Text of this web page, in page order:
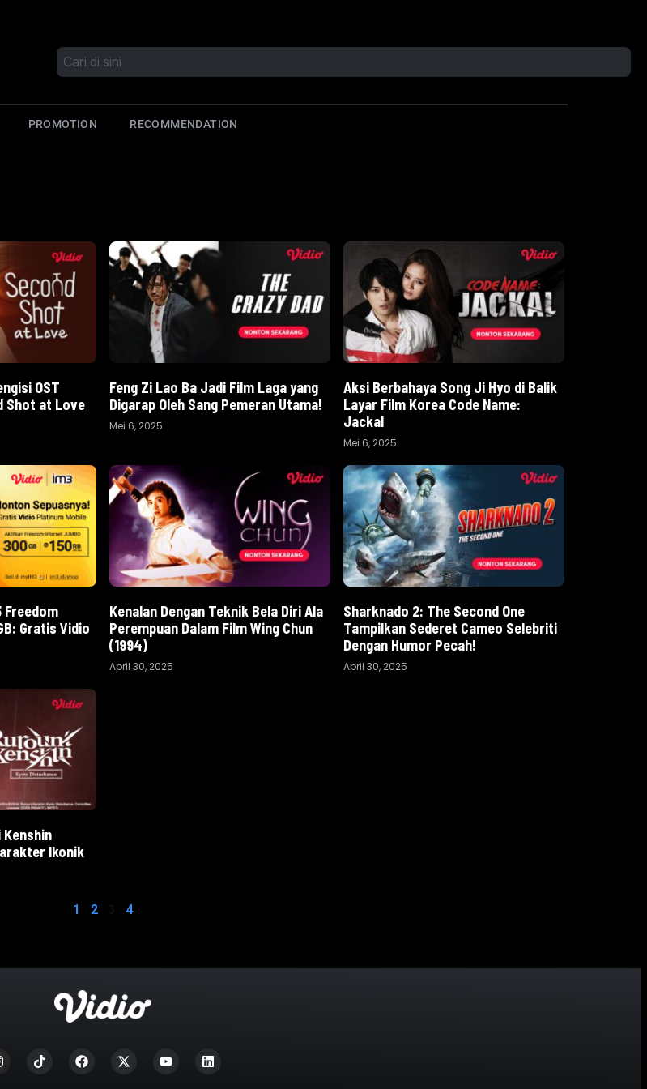
PROMOTION RECOMMENDATION
OST
Shot at Love
Feng Zi Lao Ba Jadi Film Laga yang
Digarap Oleh Sang Pemeran Utama!
Mei 6, 2025
Aksi Berbahaya Song Ji Hyo di Balik
Layar Film Korea Code Name:
Jackal
Mei 6, 2025
Freedom
Gratis Vidio
Kenalan Dengan Teknik Bela Diri Ala
Perempuan Dalam Film Wing Chun
(1994)
April 30, 2025
Sharknado 2: The Second One
Tampilkan Sederet Cameo Selebriti
Dengan Humor Pecah!
April 30, 2025
Kenshin
Ikonik
1 2 4